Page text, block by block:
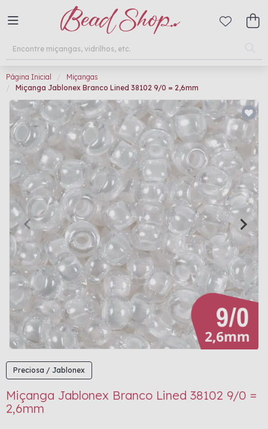
Página Inicial
Miçangas
Miçanga Jablonex Branco Lined 38102 9/0 = 2,6mm
Preciosa / Jablonex
Miçanga Jablonex Branco Lined 38102 9/0 =
2,6mm